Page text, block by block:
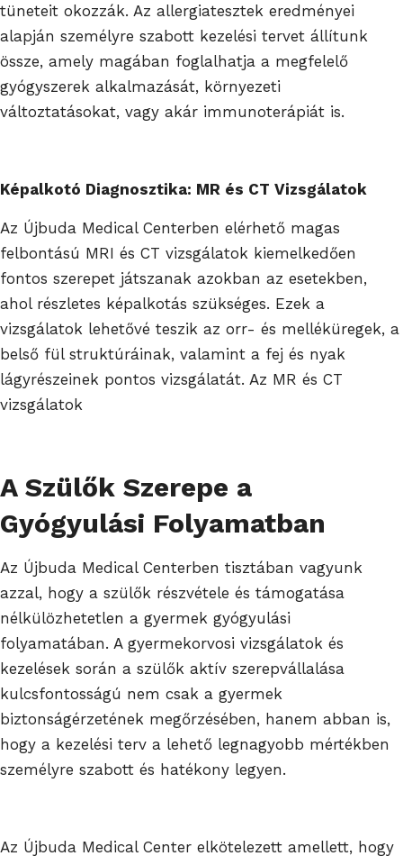
tüneteit okozzák. Az allergiatesztek eredményei
alapján személyre szabott kezelési tervet állítunk
össze, amely magában foglalhatja a megfelelő
gyógyszerek alkalmazását, környezeti
változtatásokat, vagy akár immunoterápiát is.
Képalkotó Diagnosztika: MR és CT Vizsgálatok
Az Újbuda Medical Centerben elérhető magas
felbontású MRI és CT vizsgálatok kiemelkedően
fontos szerepet játszanak azokban az esetekben,
ahol részletes képalkotás szükséges. Ezek a
vizsgálatok lehetővé teszik az orr- és melléküregek, a
belső fül struktúráinak, valamint a fej és nyak
lágyrészeinek pontos vizsgálatát. Az MR és CT
vizsgálatok
A Szülők Szerepe a
Gyógyulási Folyamatban
Az Újbuda Medical Centerben tisztában vagyunk
azzal, hogy a szülők részvétele és támogatása
nélkülözhetetlen a gyermek gyógyulási
folyamatában. A gyermekorvosi vizsgálatok és
kezelések során a szülők aktív szerepvállalása
kulcsfontosságú nem csak a gyermek
biztonságérzetének megőrzésében, hanem abban is,
hogy a kezelési terv a lehető legnagyobb mértékben
személyre szabott és hatékony legyen.
Az Újbuda Medical Center elkötelezett amellett, hogy